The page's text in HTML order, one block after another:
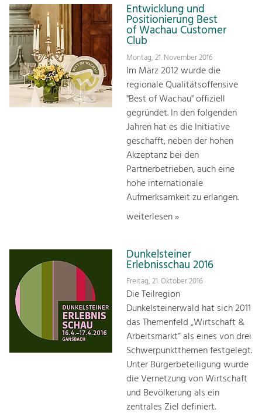
Entwicklung und
Positionierung Best
of Wachau Customer
Club
Montag, 21. November 2016
Im März 2012 wurde die
regionale Qualitätsoffensive
"Best of Wachau" offiziell
gegründet. In den folgenden
Jahren hat es die Initiative
geschafft, neben der hohen
Akzeptanz bei den
Partnerbetrieben, auch eine
hohe internationale
Aufmerksamkeit zu erlangen.
weiterlesen »
Dunkelsteiner
Erlebnisschau 2016
Freitag, 21. Oktober 2016
Die Teilregion
Dunkelsteinerwald hat sich 2011
das Themenfeld „Wirtschaft &
Arbeitsmarkt“ als eines von drei
Schwerpunktthemen festgelegt.
Unter Bürgerbeteiligung wurde
die Vernetzung von Wirtschaft
und Bevölkerung als ein
zentrales Ziel definiert.